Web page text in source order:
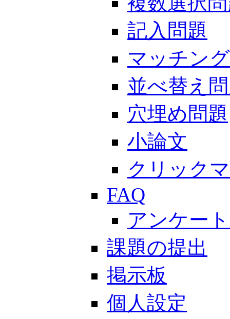
記入問題
マッチン
並べ替え
穴埋め問題
小論文
クリック
FAQ
アンケー
課題の提出
掲示板
個人設定